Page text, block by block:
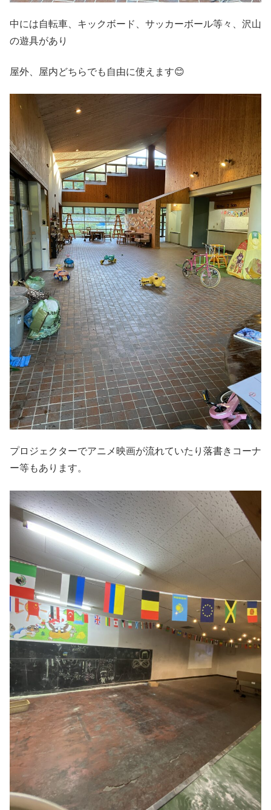
中には自転車、キックボード、サッカーボール等々、沢山
の遊具があり
屋外、屋内どちらでも自由に使えます😊
プロジェクターでアニメ映画が流れていたり落書きコーナ
ー等もあります。